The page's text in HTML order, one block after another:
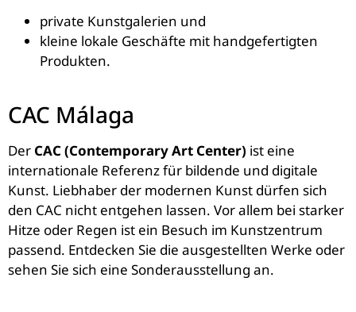
private Kunstgalerien und
kleine lokale Geschäfte mit handgefertigten
Produkten.
CAC Málaga
Der CAC (Contemporary Art Center) ist eine
internationale Referenz für bildende und digitale
Kunst. Liebhaber der modernen Kunst dürfen sich
den CAC nicht entgehen lassen. Vor allem bei starker
Hitze oder Regen ist ein Besuch im Kunstzentrum
passend. Entdecken Sie die ausgestellten Werke oder
sehen Sie sich eine Sonderausstellung an.